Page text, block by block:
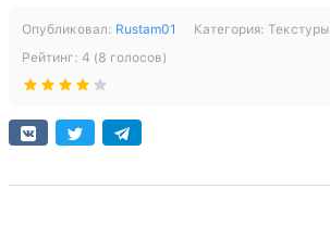
Опубликовал: Rustam01 Категория: Текстуры
Рейтинг: 4 (8 голосов)